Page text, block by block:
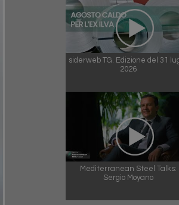
siderweb TG. Edizione del 31
2026
Mediterranean Steel Talks:
Sergio Moyano